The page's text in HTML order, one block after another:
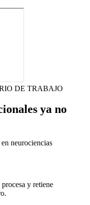
DE TRABAJO
ya no
neurociencias
y retiene